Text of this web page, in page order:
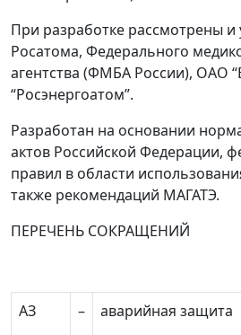
При разработке рассмотрены
Росатома, Федерального
агентства (ФМБА России), ОАО
“Росэнергоатом”.
Разработан на основании
актов Российской Федерации,
правил в области
также рекомендаций МАГАТЭ.
ПЕРЕЧЕНЬ СОКРАЩЕНИЙ
АЗ – аварийная защита